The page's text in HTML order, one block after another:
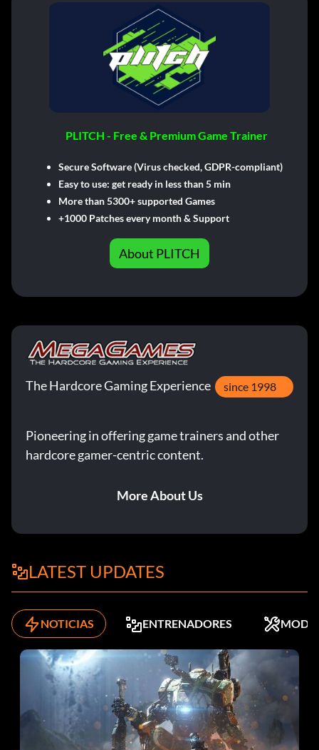
PLITCH - Free & Premium Game Trainer
Secure Software (Virus checked, GDPR-compliant)
Easy to use: get ready in less than 5 min
More than 5300+ supported Games
+1000 Patches every month & Support
About PLITCH
The Hardcore Gaming Experience since 1998
Pioneering in offering game trainers and other
hardcore gamer-centric content.
More About Us
LATEST UPDATES
NOTICIAS ENTRENADORES MODS